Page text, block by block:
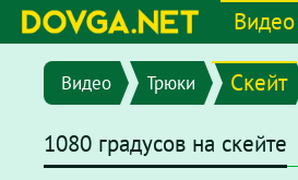
Видео
Видео Трюки Скейт
1080 градусов на скейте